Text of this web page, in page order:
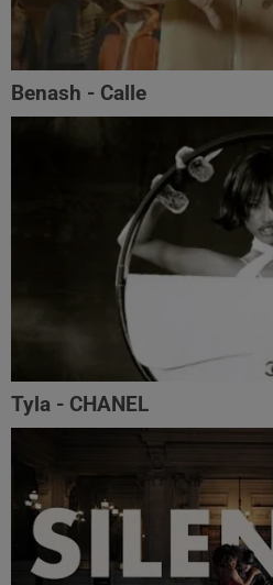
Benash - Calle
Tyla - CHANEL